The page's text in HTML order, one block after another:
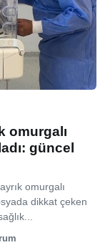
omurgalı
güncel
omurgalı
dikkat çeken